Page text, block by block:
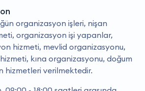
organizasyon işleri, nişan
organizasyon işi yapanlar,
hizmeti, mevlid organizasyonu,
kına organizasyonu, doğum
hizmetleri verilmektedir.